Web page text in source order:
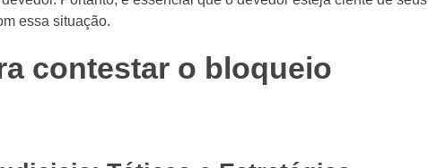
essa situação.
contestar o bloqueio